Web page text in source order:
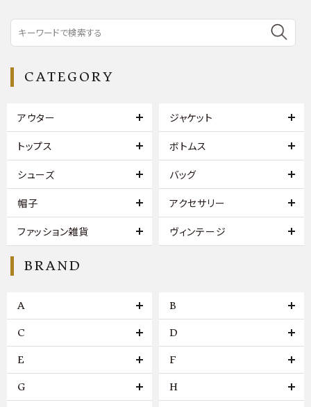
CATEGORY
アウター ジャケット
トップス ボトムス
シューズ バッグ
帽子 アクセサリー
ファッション雑貨 ヴィンテージ
BRAND
A B
C D
E F
G H